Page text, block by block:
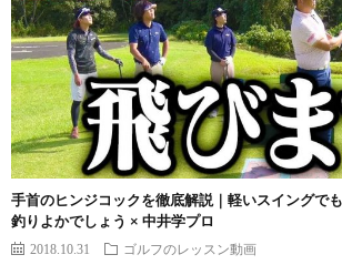
手首のヒンジコックを徹底解説｜軽いスイングで
釣りよかでしょう × 中井学プロ
2018.10.31 ゴルフのレッスン動画